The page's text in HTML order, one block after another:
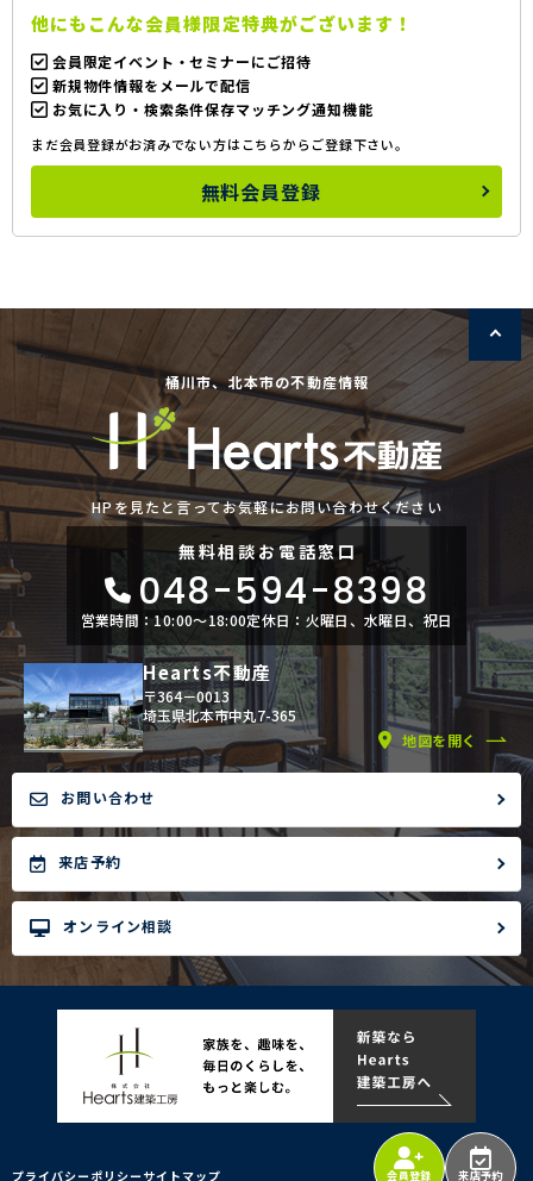
他にもこんな会員様限定特典がございます！
会員限定イベント・セミナーにご招待
新規物件情報をメールで配信
お気に入り・検索条件保存マッチング通知機能
まだ会員登録がお済みでない方はこちらからご登録下さい。
無料会員登録
会員登録 来店予約
桶川市、北本市の不動産情報
HPを見たと言ってお気軽にお問い合わせください
無料相談お電話窓口
048-594-8398
営業時間：10:00〜18:00定休日：火曜日、水曜日、祝日
Hearts不動産
〒364－0013
埼玉県北本市中丸7-365
地図を開く
お問い合わせ
来店予約
オンライン相談
プライバシーポリシー サイトマップ